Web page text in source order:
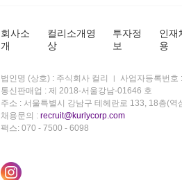
회사소
개
컬리소개영
상
투자정
보
인재
용
법인명 (상호) : 주식회사 컬리 사업자등록번
통신판매업 : 제 2018-서울강남-01646 호
주소 : 서울특별시 강남구 테헤란로 133, 18층(역
채용문의 : recruit@kurlycorp.com
팩스: 070 - 7500 - 6098